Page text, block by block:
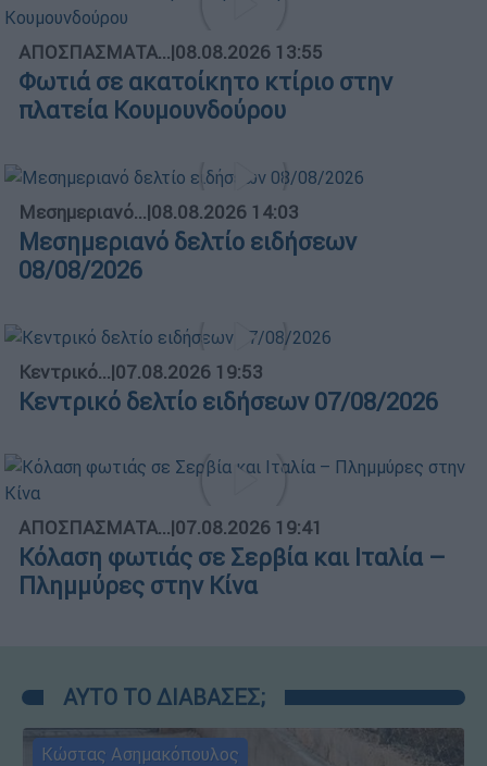
ΑΠΟΣΠΑΣΜΑΤΑ...|08.08.2026 13:55
Φωτιά σε ακατοίκητο κτίριο στην
πλατεία Κουμουνδούρου
Μεσημεριανό...|08.08.2026 14:03
Μεσημεριανό δελτίο ειδήσεων
08/08/2026
Κεντρικό...|07.08.2026 19:53
Κεντρικό δελτίο ειδήσεων 07/08/2026
ΑΠΟΣΠΑΣΜΑΤΑ...|07.08.2026 19:41
Κόλαση φωτιάς σε Σερβία και Ιταλία –
Πλημμύρες στην Κίνα
ΑΥΤΟ ΤΟ ΔΙΑΒΑΣΕΣ;
Κώστας Ασημακόπουλος